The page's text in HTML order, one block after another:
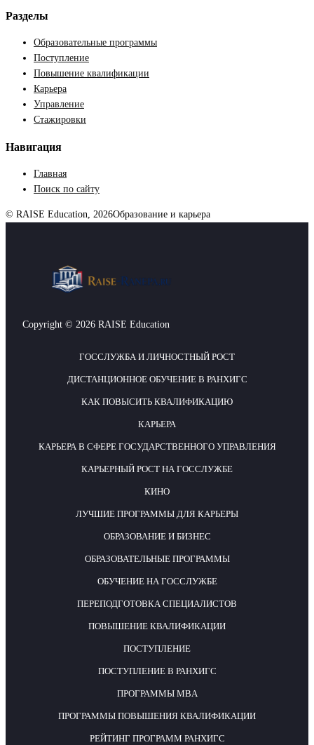
Разделы
Образовательные программы
Поступление
Повышение квалификации
Карьера
Управление
Стажировки
Навигация
Главная
Поиск по сайту
© RAISE Education, 2026Образование и карьера
Copyright © 2026 RAISE Education
ГОССЛУЖБА И ЛИЧНОСТНЫЙ РОСТ
ДИСТАНЦИОННОЕ ОБУЧЕНИЕ В РАНХИГС
КАК ПОВЫСИТЬ КВАЛИФИКАЦИЮ
КАРЬЕРА
КАРЬЕРА В СФЕРЕ ГОСУДАРСТВЕННОГО УПРАВЛЕНИЯ
КАРЬЕРНЫЙ РОСТ НА ГОССЛУЖБЕ
КИНО
ЛУЧШИЕ ПРОГРАММЫ ДЛЯ КАРЬЕРЫ
ОБРАЗОВАНИЕ И БИЗНЕС
ОБРАЗОВАТЕЛЬНЫЕ ПРОГРАММЫ
ОБУЧЕНИЕ НА ГОССЛУЖБЕ
ПЕРЕПОДГОТОВКА СПЕЦИАЛИСТОВ
ПОВЫШЕНИЕ КВАЛИФИКАЦИИ
ПОСТУПЛЕНИЕ
ПОСТУПЛЕНИЕ В РАНХИГС
ПРОГРАММЫ MBA
ПРОГРАММЫ ПОВЫШЕНИЯ КВАЛИФИКАЦИИ
РЕЙТИНГ ПРОГРАММ РАНХИГС